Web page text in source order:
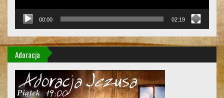
00:00 02:19
Adoracja